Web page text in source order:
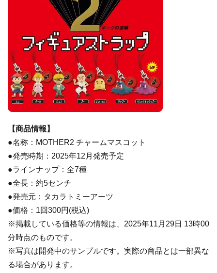
【商品情報】
●名称：MOTHER2 チャームマスコット
●発売時期：2025年12月発売予定
●ラインナップ：全7種
●全長：約5センチ
●発売元：タカラトミーアーツ
●価格：1回300円(税込)
※掲載している価格等の情報は、2025年11月29日 13時00
分時点のものです。
※写真は開発中のサンプルです。実際の商品とは一部異な
る場合があります。